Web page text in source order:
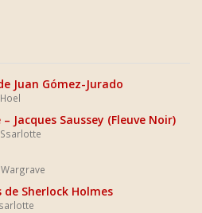
Juan Gómez-Jurado
Hoel
Jacques Saussey (Fleuve Noir)
Ssarlotte
Wargrave
Sherlock Holmes